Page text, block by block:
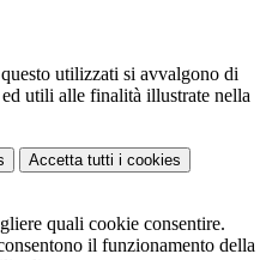
utilizzati si avvalgono di
utili alle finalità illustrate nella
Accetta tutti i cookies
quali cookie consentire.
il funzionamento della